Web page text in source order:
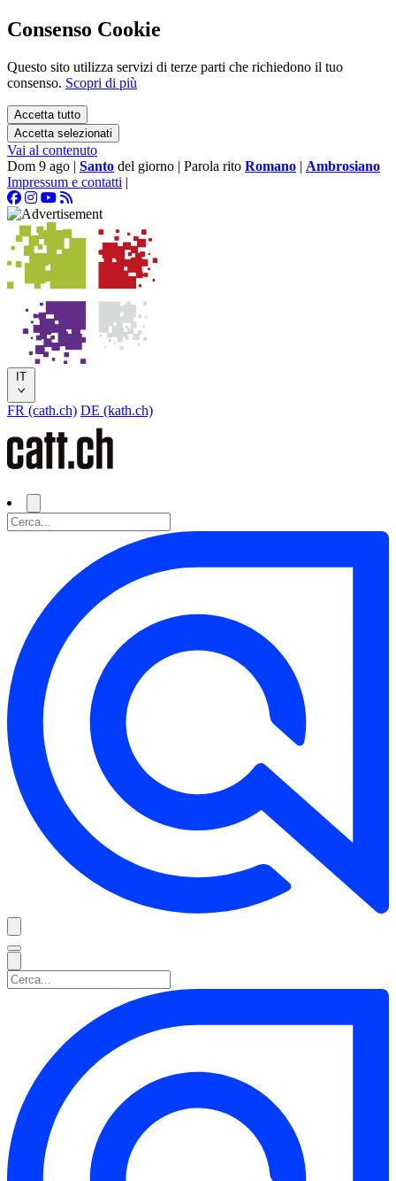
Consenso Cookie
Questo sito utilizza servizi di terze parti che richiedono il tuo
consenso. Scopri di più
Accetta tutto
Accetta selezionati
Vai al contenuto
Dom 9 ago | Santo del giorno | Parola rito Romano | Ambrosiano
Impressum e contatti |
IT
FR (cath.ch) DE (kath.ch)